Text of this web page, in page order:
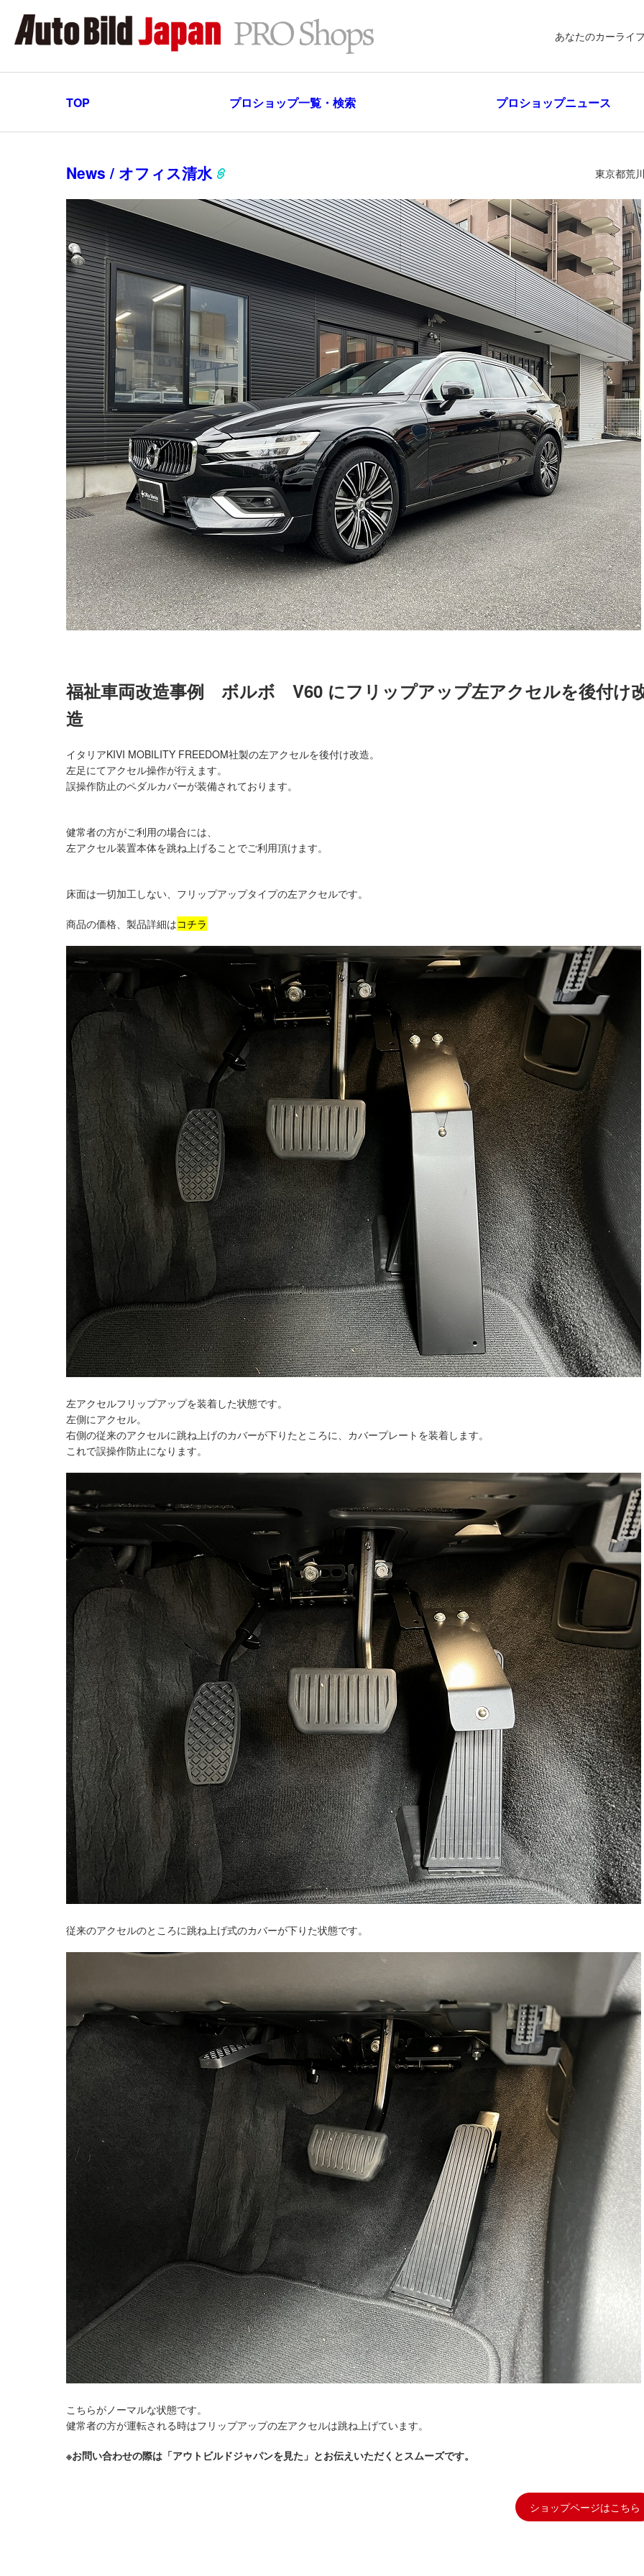
あなたのカーライ
TOP プロショップ一覧・検索 プロショップニュース
News / オフィス清水 東京都荒
福祉車両改造事例 ボルボ V60 にフリップアップ左アクセルを後付け
造
イタリアKIVI MOBILITY FREEDOM社製の左アクセルを後付け改造。
左足にてアクセル操作が行えます。
誤操作防止のペダルカバーが装備されております。
健常者の方がご利用の場合には、
左アクセル装置本体を跳ね上げることでご利用頂けます。
床面は一切加工しない、フリップアップタイプの左アクセルです。
商品の価格、製品詳細はコチラ
左アクセルフリップアップを装着した状態です。
左側にアクセル。
右側の従来のアクセルに跳ね上げのカバーが下りたところに、カバープレートを装着します。
これで誤操作防止になります。
従来のアクセルのところに跳ね上げ式のカバーが下りた状態です。
こちらがノーマルな状態です。
健常者の方が運転される時はフリップアップの左アクセルは跳ね上げています。
※お問い合わせの際は「アウトビルドジャパンを見た」とお伝えいただくとスムーズです。
ショップページはこちら